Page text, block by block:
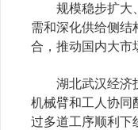
规模稳步扩大、
需和深化供给侧结
合，推动国内大市
湖北武汉经济技
机械臂和工人协同
过多道工序顺利下